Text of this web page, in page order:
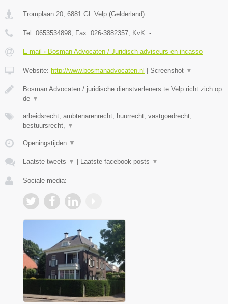
Tromplaan 20, 6881 GL Velp (Gelderland)
Tel: 0653534898, Fax: 026-3882357, KvK: -
E-mail › Bosman Advocaten / Juridisch adviseurs en incasso
Website: http://www.bosmanadvocaten.nl Screenshot ▼
Bosman Advocaten / juridische dienstverleners te Velp richt zich op
de ▼
arbeidsrecht, ambtenarenrecht, huurrecht, vastgoedrecht,
bestuursrecht, ▼
Openingstijden ▼
Laatste tweets ▼ Laatste facebook posts ▼
Sociale media: